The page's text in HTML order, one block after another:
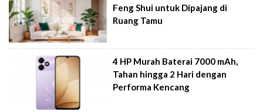
Feng Shui untuk Dipajang di
Ruang Tamu
4 HP Murah Baterai 7000 mAh,
Tahan hingga 2 Hari dengan
Performa Kencang